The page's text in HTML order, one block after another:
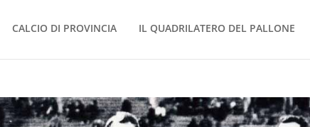
CALCIO DI PROVINCIA IL QUADRILATERO DEL PALLONE